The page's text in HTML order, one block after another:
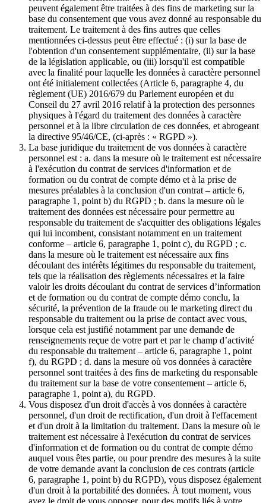
peuvent également être traitées à des fins de marketing sur la
base du consentement que vous avez donné au responsable du
traitement. Le traitement à des fins autres que celles
mentionnées ci-dessus peut être effectué : (i) sur la base de
l'obtention d'un consentement supplémentaire, (ii) sur la base
de la législation applicable, ou (iii) lorsqu'il est compatible
avec la finalité pour laquelle les données à caractère personnel
ont été initialement collectées (Article 6, paragraphe 4, du
règlement (UE) 2016/679 du Parlement européen et du
Conseil du 27 avril 2016 relatif à la protection des personnes
physiques à l'égard du traitement des données à caractère
personnel et à la libre circulation de ces données, et abrogeant
la directive 95/46/CE, (ci-après : « RGPD »).
La base juridique du traitement de vos données à caractère
personnel est : a. dans la mesure où le traitement est nécessaire
à l'exécution du contrat de services d'information et de
formation ou du contrat de compte démo et à la prise de
mesures préalables à la conclusion d'un contrat – article 6,
paragraphe 1, point b) du RGPD ; b. dans la mesure où le
traitement des données est nécessaire pour permettre au
responsable du traitement de s'acquitter des obligations légales
qui lui incombent, consistant notamment en un traitement
conforme – article 6, paragraphe 1, point c), du RGPD ; c.
dans la mesure où le traitement est nécessaire aux fins
découlant des intérêts légitimes du responsable du traitement,
tels que la réalisation des règlements nécessaires et la faire
valoir les droits découlant du contrat de services d’information
et de formation ou du contrat de compte démo conclu, la
sécurité, la prévention de la fraude ou le marketing direct du
responsable du traitement ou la prise de contact avec vous,
lorsque cela est justifié notamment par une demande de
renseignements reçue de votre part et par le champ d’activité
du responsable du traitement – article 6, paragraphe 1, point
f), du RGPD ; d. dans la mesure où vos données à caractère
personnel sont traitées à des fins de marketing du responsable
du traitement sur la base de votre consentement – article 6,
paragraphe 1, point a), du RGPD.
Vous disposez d'un droit d'accès à vos données à caractère
personnel, d'un droit de rectification, d'un droit à l'effacement
et d'un droit à la limitation du traitement. Dans la mesure où le
traitement est nécessaire à l'exécution du contrat de services
d'information et de formation ou du contrat de compte démo
auquel vous êtes partie, ou pour prendre des mesures à la suite
de votre demande avant la conclusion de ces contrats (article
6, paragraphe 1, point b) du RGPD), vous disposez également
d'un droit à la portabilité des données. À tout moment, vous
avez le droit de vous opposer, pour des motifs liés à votre